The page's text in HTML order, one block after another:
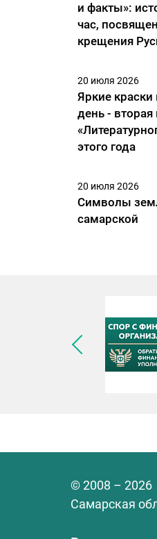
и факты»:
час,
крещения
20 июля 2026
Яркие
день - вторая
этого года
20 июля 2026
Символы
самарской
© 2008 – 2026
Самарская